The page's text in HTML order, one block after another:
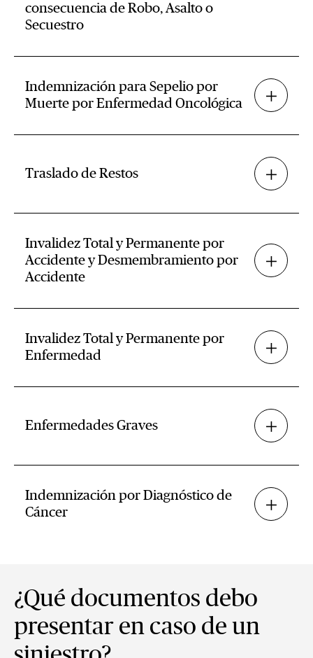
consecuencia de Robo, Asalto o
Secuestro
Indemnización para Sepelio por
Muerte por Enfermedad Oncológica
Traslado de Restos
Invalidez Total y Permanente por
Accidente y Desmembramiento por
Accidente
Invalidez Total y Permanente por
Enfermedad
Enfermedades Graves
Indemnización por Diagnóstico de
Cáncer
¿Qué documentos debo
presentar en caso de un